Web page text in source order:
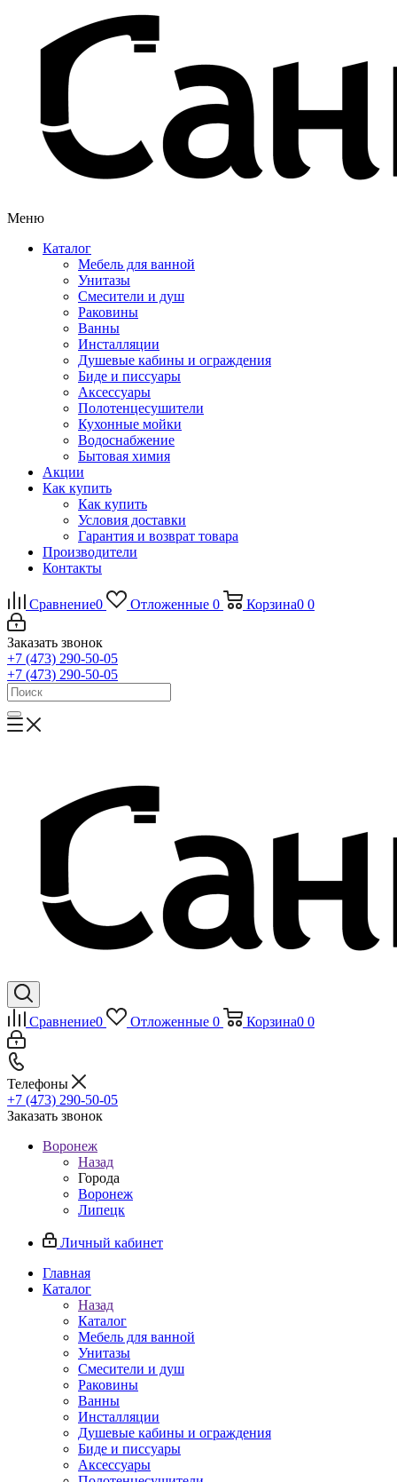
Меню
Каталог
Мебель для ванной
Унитазы
Смесители и душ
Раковины
Ванны
Инсталляции
Душевые кабины и ограждения
Биде и писсуары
Аксессуары
Полотенцесушители
Кухонные мойки
Водоснабжение
Бытовая химия
Акции
Как купить
Как купить
Условия доставки
Гарантия и возврат товара
Производители
Контакты
Сравнение0 Отложенные 0 Корзина0 0
Заказать звонок
+7 (473) 290-50-05
+7 (473) 290-50-05
Сравнение0 Отложенные 0 Корзина0 0
Телефоны
+7 (473) 290-50-05
Заказать звонок
Воронеж
Назад
Города
Воронеж
Липецк
Личный кабинет
Главная
Каталог
Назад
Каталог
Мебель для ванной
Унитазы
Смесители и душ
Раковины
Ванны
Инсталляции
Душевые кабины и ограждения
Биде и писсуары
Аксессуары